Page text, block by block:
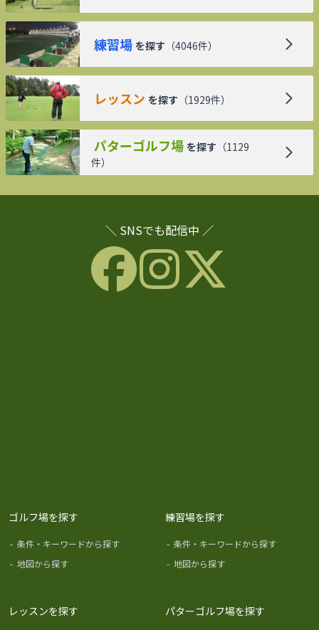
練習場 を探す （4046件）
レッスン を探す （1929件）
パターゴルフ場 を探す （1129
件）
＼ SNSでも配信中 ／
ゴルフ場を探す
- 条件・キーワードから探す
- 地図から探す
練習場を探す
- 条件・キーワードから探す
- 地図から探す
レッスンを探す パターゴルフ場を探す